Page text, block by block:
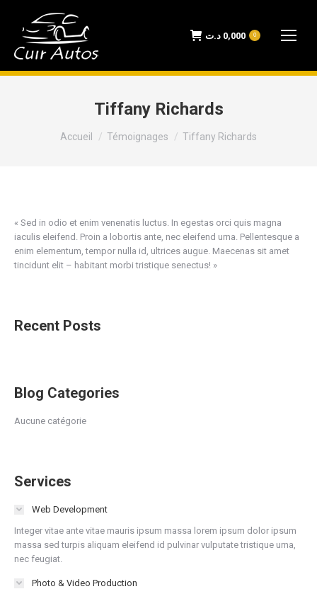
0,000 د.ت 0
Tiffany Richards
Accueil Témoignages Tiffany Richards
« Sed in odio et enim venenatis luctus. In egestas orci quis magna
iaculis eleifend. Proin a lobortis ante, nec eleifend urna. Pellentesque a
enim elementum, tempor nulla id, ultrices augue. Maecenas sit amet
tincidunt elit – habitant morbi tristique senectus! »
Recent Posts
Blog Categories
Aucune catégorie
Services
Web Development
Integer vitae ante vitae mauris ipsum massa lorem ipsum dolor ipsum
massa sed turpis aliquam eleifend id pulvinar vulputate tristique urna,
nec feugiat.
Photo & Video Production